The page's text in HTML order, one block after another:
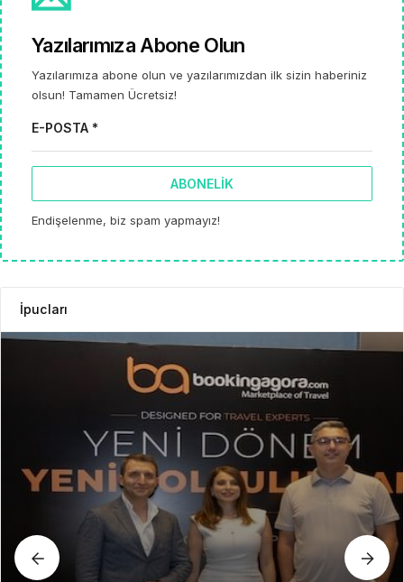
Yazılarımıza Abone Olun
Yazılarımıza abone olun ve yazılarımızdan ilk sizin haberiniz
olsun! Tamamen Ücretsiz!
E-POSTA *
ABONELIK
Endişelenme, biz spam yapmayız!
İpucları